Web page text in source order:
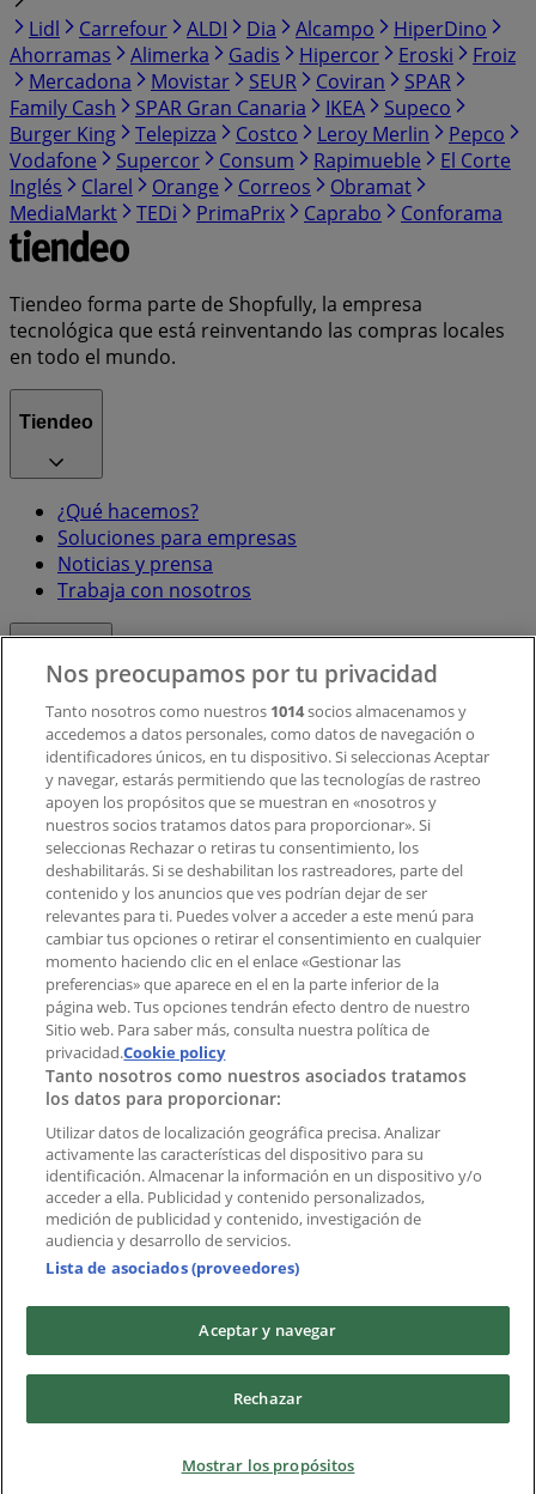
Lidl
Carrefour ALDI Dia Alcampo
HiperDino
Ahorramas
Alimerka Gadis Hipercor Eroski
Froiz
Mercadona
Movistar SEUR Coviran
SPAR
Family Cash
SPAR Gran Canaria IKEA
Supeco
Burger King
Telepizza Costco Leroy Merlin
Pepco
Vodafone
Supercor Consum Rapimueble
El Corte
Inglés
Clarel Orange Correos
Obramat
MediaMarkt
TEDi PrimaPrix Caprabo Conforama
Tiendeo forma parte de Shopfully, la empresa
tecnológica que está reinventando las compras locales
en todo el mundo.
Tiendeo
¿Qué hacemos?
Soluciones para empresas
Noticias y prensa
Trabaja con nosotros
Contacto comercial y de marketing
Tienda mal colocada en el mapa
Notificar un folleto
¿Encontraste un problema en la web o en la
aplicación?
Índices
Marcas
Marcas locales
Negocios
Negocios cercanos
Productos
Productos locales
Ciudades
Descargar la APP Tiendeo
Copyright © Tiendeo ® 2026 · Shopfully Marketing S.L.U. –
Términos y condicionesPolítica de privacidad
Nos preocupamos por tu privacidad
Tanto nosotros como nuestros 1014socios almacenamos y
accedemos a datos personales, como datos de navegación o
identificadores únicos, en tu dispositivo. Si seleccionas Aceptar
y navegar, estarás permitiendo que las tecnologías de rastreo
apoyen los propósitos que se muestran en «nosotros y
nuestros socios tratamos datos para proporcionar». Si
seleccionas Rechazar o retiras tu consentimiento, los
deshabilitarás. Si se deshabilitan los rastreadores, parte del
contenido y los anuncios que ves podrían dejar de ser
relevantes para ti. Puedes volver a acceder a este menú para
cambiar tus opciones o retirar el consentimiento en cualquier
momento haciendo clic en el enlace «Gestionar las
preferencias» que aparece en el en la parte inferior de la
página web. Tus opciones tendrán efecto dentro de nuestro
Sitio web. Para saber más, consulta nuestra política de
privacidad.Cookie policy
Tanto nosotros como nuestros asociados tratamos
los datos para proporcionar:
Utilizar datos de localización geográfica precisa. Analizar
activamente las características del dispositivo para su
identificación. Almacenar la información en un dispositivo y/o
acceder a ella. Publicidad y contenido personalizados,
medición de publicidad y contenido, investigación de
audiencia y desarrollo de servicios.
Lista de asociados (proveedores)
Aceptar y navegar
Rechazar
Mostrar los propósitos